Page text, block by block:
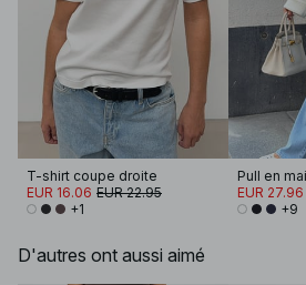
T-shirt coupe droite
EUR 16.06 EUR 22.95
+1
EUR 27.96
+9
D'autres ont aussi aimé